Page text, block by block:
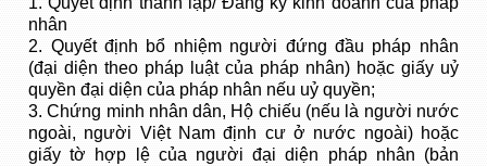
nhân
2. Quyết định bổ nhiệm người đứng đầu pháp nhân
(đại diện theo pháp luật của pháp nhân) hoặc giấy uỷ
quyền đại diện của pháp nhân nếu uỷ quyền;
3. Chứng minh nhân dân, Hộ chiếu (nếu là người nước
ngoài, người Việt Nam định cư ở nước ngoài) hoặc
giấy tờ hợp lệ của người đại diện pháp nhân (bản